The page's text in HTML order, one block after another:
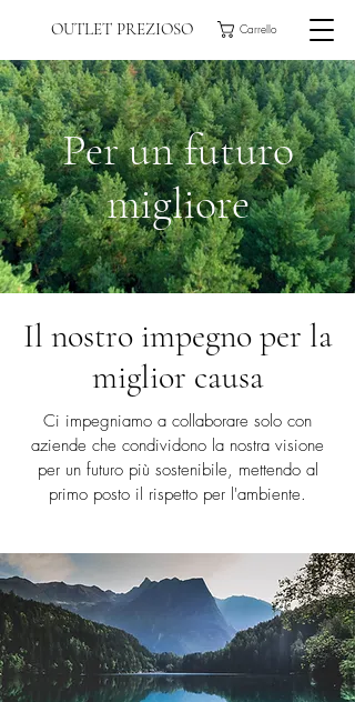
OUTLET PREZIOSO Carrello
Per un futuro
migliore
Il nostro impegno per la
miglior causa
Ci impegniamo a collaborare solo con
aziende che condividono la nostra visione
per un futuro più sostenibile, mettendo al
primo posto il rispetto per l'ambiente.